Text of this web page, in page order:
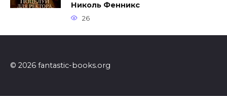
Николь Фенникс
26
© 2026 fantastic-books.org